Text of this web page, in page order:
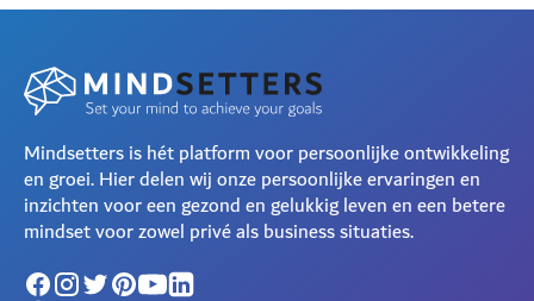
Mindsetters is hét platform voor persoonlijke ontwikkeling
en groei. Hier delen wij onze persoonlijke ervaringen en
inzichten voor een gezond en gelukkig leven en een betere
mindset voor zowel privé als business situaties.